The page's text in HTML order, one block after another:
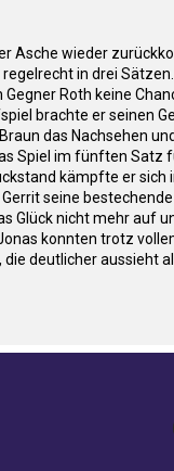
Asche wieder
in drei
Roth keine
brachte er seinen
das Nachsehen
Spiel im fünften Satz
kämpfte er
seine
Glück nicht mehr auf
konnten trotz
deutlicher aussieht